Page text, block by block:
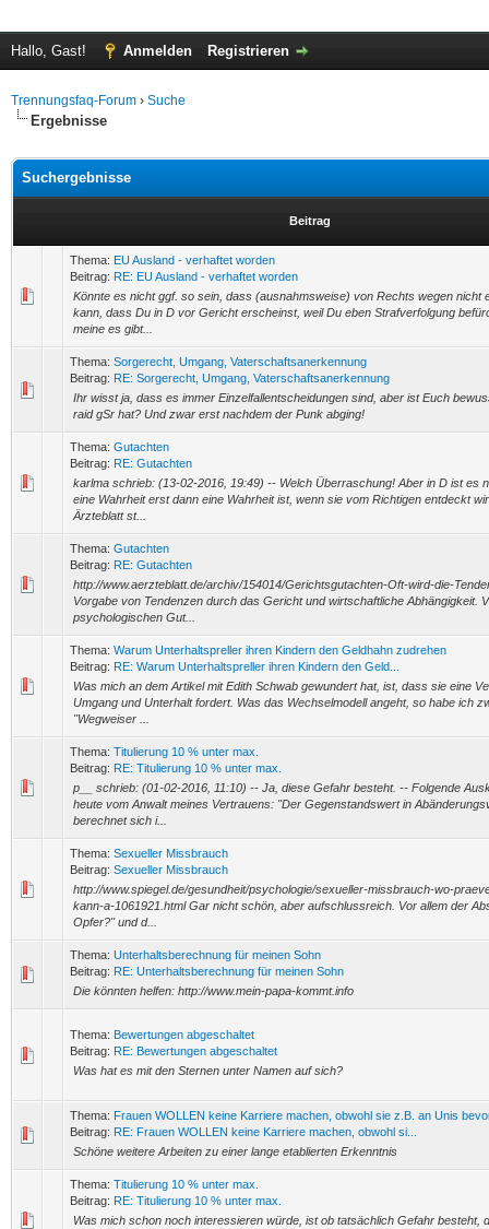
Hallo, Gast! Anmelden Registrieren
Trennungsfaq-Forum › Suche
Ergebnisse
Suchergebnisse
Beitrag
Thema: EU Ausland - verhaftet worden
Beitrag: RE: EU Ausland - verhaftet worden
Könnte es nicht ggf. so sein, dass (ausnahmsweise) von Rechts wegen nicht
kann, dass Du in D vor Gericht erscheinst, weil Du eben Strafverfolgung
meine es gibt...
Thema: Sorgerecht, Umgang, Vaterschaftsanerkennung
Beitrag: RE: Sorgerecht, Umgang, Vaterschaftsanerkennung
Ihr wisst ja, dass es immer Einzelfallentscheidungen sind, aber ist Euch
raid gSr hat? Und zwar erst nachdem der Punk abging!
Thema: Gutachten
Beitrag: RE: Gutachten
karlma schrieb: (13-02-2016, 19:49) -- Welch Überraschung! Aber in D ist es
eine Wahrheit erst dann eine Wahrheit ist, wenn sie vom Richtigen entdeckt
Ärzteblatt st...
Thema: Gutachten
Beitrag: RE: Gutachten
http://www.aerzteblatt.de/archiv/154014/Gerichtsgutachten-Oft-wird-die-
Vorgabe von Tendenzen durch das Gericht und wirtschaftliche Abhängigkeit.
psychologischen Gut...
Thema: Warum Unterhaltspreller ihren Kindern den Geldhahn zudrehen
Beitrag: RE: Warum Unterhaltspreller ihren Kindern den Geld...
Was mich an dem Artikel mit Edith Schwab gewundert hat, ist, dass sie eine
Umgang und Unterhalt fordert. Was das Wechselmodell angeht, so habe ich
"Wegweiser ...
Thema: Titulierung 10 % unter max.
Beitrag: RE: Titulierung 10 % unter max.
p__ schrieb: (01-02-2016, 11:10) -- Ja, diese Gefahr besteht. -- Folgende
heute vom Anwalt meines Vertrauens: "Der Gegenstandswert in
berechnet sich i...
Thema: Sexueller Missbrauch
Beitrag: Sexueller Missbrauch
http://www.spiegel.de/gesundheit/psychologie/sexueller-missbrauch-wo-
kann-a-1061921.html Gar nicht schön, aber aufschlussreich. Vor allem der
Opfer?" und d...
Thema: Unterhaltsberechnung für meinen Sohn
Beitrag: RE: Unterhaltsberechnung für meinen Sohn
Die könnten helfen: http://www.mein-papa-kommt.info
Thema: Bewertungen abgeschaltet
Beitrag: RE: Bewertungen abgeschaltet
Was hat es mit den Sternen unter Namen auf sich?
Thema: Frauen WOLLEN keine Karriere machen, obwohl sie z.B. an Unis
Beitrag: RE: Frauen WOLLEN keine Karriere machen, obwohl si...
Schöne weitere Arbeiten zu einer lange etablierten Erkenntnis
Thema: Titulierung 10 % unter max.
Beitrag: RE: Titulierung 10 % unter max.
Was mich schon noch interessieren würde, ist ob tatsächlich Gefahr besteht,